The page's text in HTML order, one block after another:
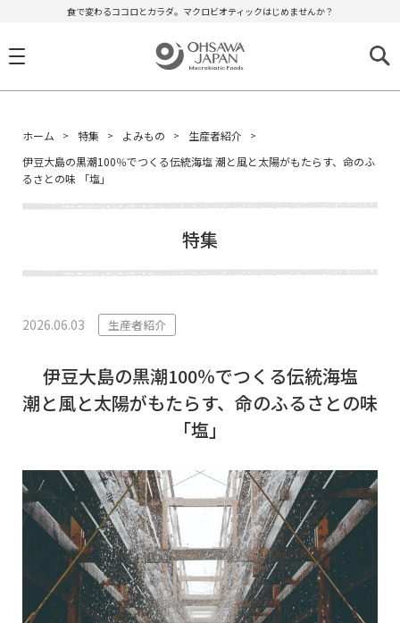
食で変わるココロとカラダ。マクロビオティックはじめませんか？
ホーム 特集 よみもの
生産者紹介
伊豆大島の黒潮100％でつくる伝統海塩 潮と風と太陽がもたらす、命のふ
るさとの味 「塩」
特集
2026.06.03 生産者紹介
伊豆大島の黒潮100％でつくる伝統海塩
潮と風と太陽がもたらす、命のふるさとの味
「塩」